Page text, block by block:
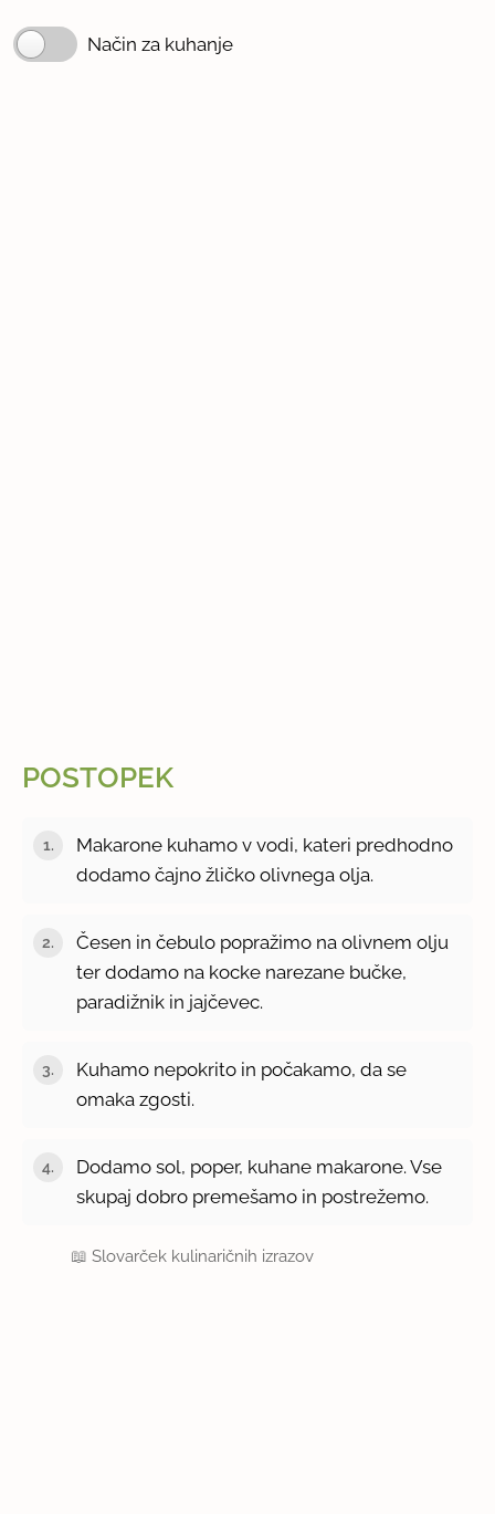
Način za kuhanje
POSTOPEK
Makarone kuhamo v vodi, kateri predhodno
dodamo čajno žličko olivnega olja.
Česen in čebulo popražimo na olivnem olju
ter dodamo na kocke narezane bučke,
paradižnik in jajčevec.
Kuhamo nepokrito in počakamo, da se
omaka zgosti.
Dodamo sol, poper, kuhane makarone. Vse
skupaj dobro premešamo in postrežemo.
📖Slovarček kulinaričnih izrazov